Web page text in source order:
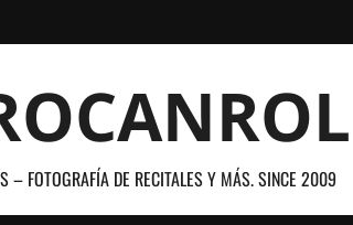
– FOTOGRAFÍA DE RECITALES Y MÁS. SINCE 2009